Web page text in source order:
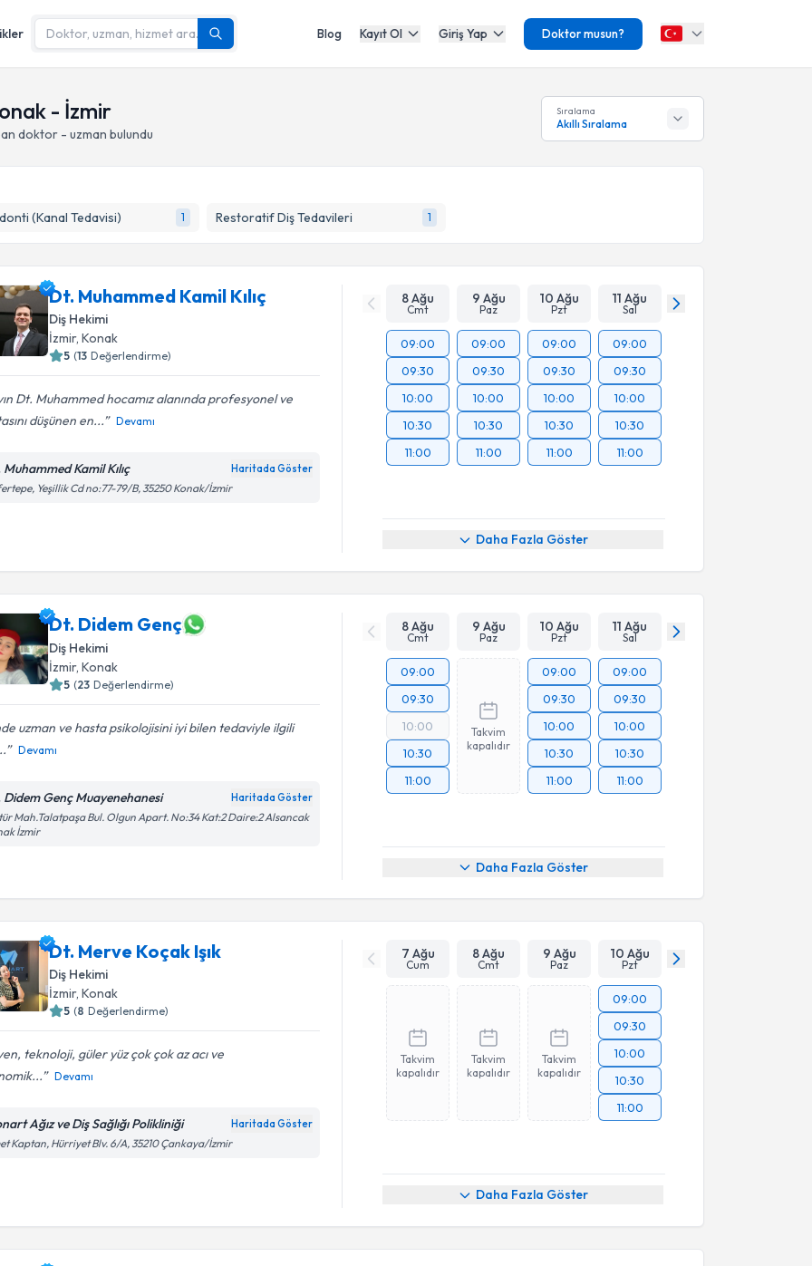
Blog Kayıt Ol Giriş Yap Doktor musun?
- İzmir
doktor - uzman bulundu
Sıralama
Akıllı Sıralama
(Kanal Tedavisi) 1 Restoratif Diş Tedavileri 1
Dt. Muhammed Kamil Kılıç
Diş Hekimi
İzmir, Konak
5 (13 Değerlendirme)
Dt. Muhammed hocamız alanında profesyonel ve
düşünen en...
Devamı
Muhammed Kamil Kılıç Haritada Göster
Yeşillik Cd no:77-79/B, 35250 Konak/İzmir
8 Ağu
Cmt
9 Ağu
Paz
10 Ağu
Pzt
11 Ağu
Sal
09:00
09:30
10:00
10:30
11:00
09:00
09:30
10:00
10:30
11:00
09:00
09:30
10:00
10:30
11:00
09:00
09:30
10:00
10:30
11:00
Daha Fazla Göster
Dt. Didem Genç
Diş Hekimi
İzmir, Konak
5 (23 Değerlendirme)
uzman ve hasta psikolojisini iyi bilen tedaviyle ilgili
Devamı
Didem Genç Muayenehanesi Haritada Göster
Mah.Talatpaşa Bul. Olgun Apart. No:34 Kat:2 Daire:2 Alsancak
İzmir
8 Ağu
Cmt
9 Ağu
Paz
10 Ağu
Pzt
11 Ağu
Sal
09:00
09:30
10:00
10:30
11:00
Takvim
kapalıdır
09:00
09:30
10:00
10:30
11:00
09:00
09:30
10:00
10:30
11:00
Daha Fazla Göster
Dt. Merve Koçak Işık
Diş Hekimi
İzmir, Konak
5 (8 Değerlendirme)
teknoloji, güler yüz çok çok az acı ve
Devamı
Ağız ve Diş Sağlığı Polikliniği Haritada Göster
Kaptan, Hürriyet Blv. 6/A, 35210 Çankaya/İzmir
7 Ağu
Cum
8 Ağu
Cmt
9 Ağu
Paz
10 Ağu
Pzt
Takvim
kapalıdır
Takvim
kapalıdır
Takvim
kapalıdır
09:00
09:30
10:00
10:30
11:00
Daha Fazla Göster